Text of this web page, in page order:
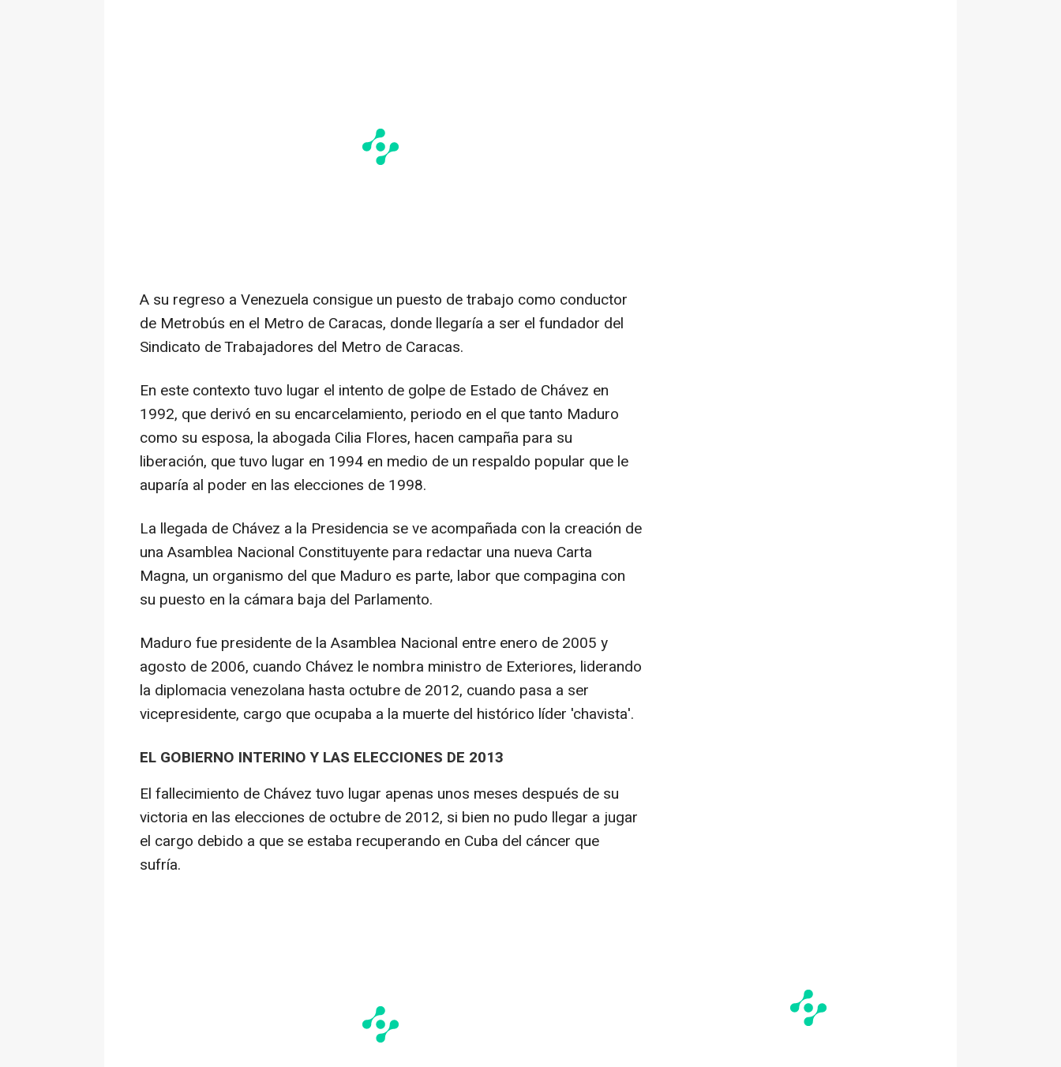
A su regreso a Venezuela consigue un puesto de trabajo como conductor
de Metrobús en el Metro de Caracas, donde llegaría a ser el fundador del
Sindicato de Trabajadores del Metro de Caracas.
En este contexto tuvo lugar el intento de golpe de Estado de Chávez en
1992, que derivó en su encarcelamiento, periodo en el que tanto Maduro
como su esposa, la abogada Cilia Flores, hacen campaña para su
liberación, que tuvo lugar en 1994 en medio de un respaldo popular que le
auparía al poder en las elecciones de 1998.
La llegada de Chávez a la Presidencia se ve acompañada con la creación de
una Asamblea Nacional Constituyente para redactar una nueva Carta
Magna, un organismo del que Maduro es parte, labor que compagina con
su puesto en la cámara baja del Parlamento.
Maduro fue presidente de la Asamblea Nacional entre enero de 2005 y
agosto de 2006, cuando Chávez le nombra ministro de Exteriores, liderando
la diplomacia venezolana hasta octubre de 2012, cuando pasa a ser
vicepresidente, cargo que ocupaba a la muerte del histórico líder 'chavista'.
EL GOBIERNO INTERINO Y LAS ELECCIONES DE 2013
El fallecimiento de Chávez tuvo lugar apenas unos meses después de su
victoria en las elecciones de octubre de 2012, si bien no pudo llegar a jugar
el cargo debido a que se estaba recuperando en Cuba del cáncer que
sufría.